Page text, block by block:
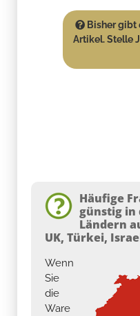
Bisher gibt
Artikel. Stelle
Häufige
günstig in
Ländern
UK, Türkei,
Wenn
Sie
die
Ware